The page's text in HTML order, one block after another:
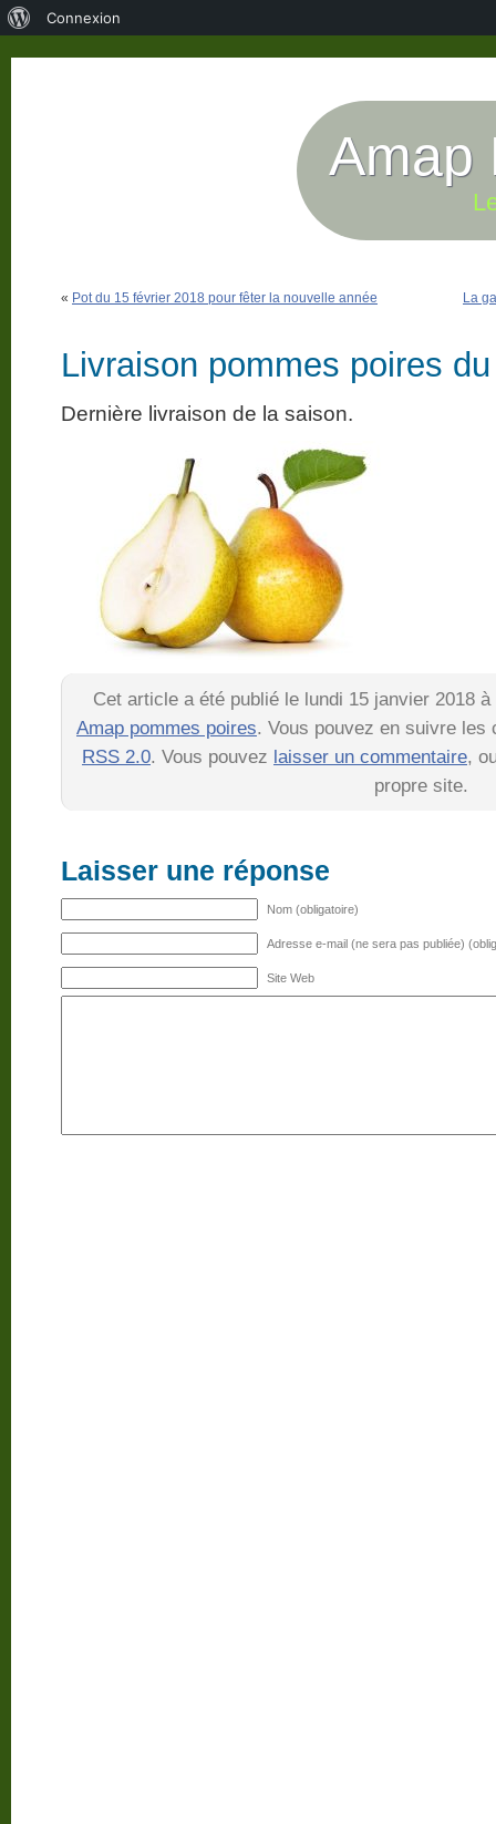
Amap
« Pot du 15 février 2018 pour fêter la nouvelle année La
Livraison pommes poires
Dernière livraison de la saison.
Cet article a été publié le lundi 15 janvier 2018
Amap pommes poires. Vous pouvez en suivre
RSS 2.0. Vous pouvez laisser un commentaire,
propre site.
Laisser une réponse
Nom (obligatoire)
Adresse e-mail (ne sera pas publiée)
Site Web
Connexion